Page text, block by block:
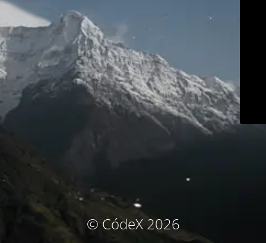
© CódeX 2026